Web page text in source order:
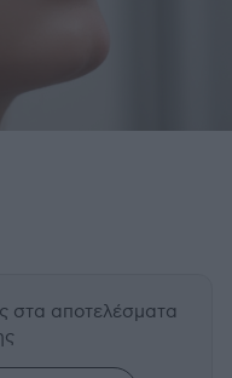
στα αποτελέσματα